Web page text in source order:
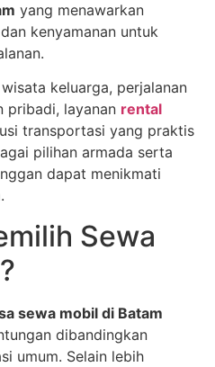
yang menawarkan
kenyamanan untuk
keluarga, perjalanan
pribadi, layanan rental
transportasi yang praktis
pilihan armada serta
dapat menikmati
Sewa
sewa mobil di Batam
dibandingkan
umum. Selain lebih